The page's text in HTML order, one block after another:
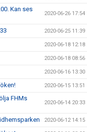
Kan ses
2020-06-26 17:54
2020-06-25 11:39
2020-06-18 12:18
2020-06-18 08:56
2020-06-16 13:30
2020-06-15 13:51
FHMs
2020-06-14 20:33
2020-06-12 14:15